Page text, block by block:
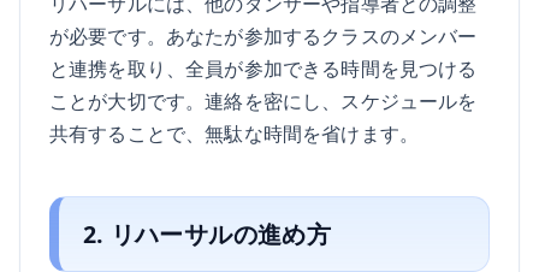
が必要です。あなたが参加するクラスのメンバー
と連携を取り、全員が参加できる時間を見つける
ことが大切です。連絡を密にし、スケジュールを
共有することで、無駄な時間を省けます。
2. リハーサルの進め方